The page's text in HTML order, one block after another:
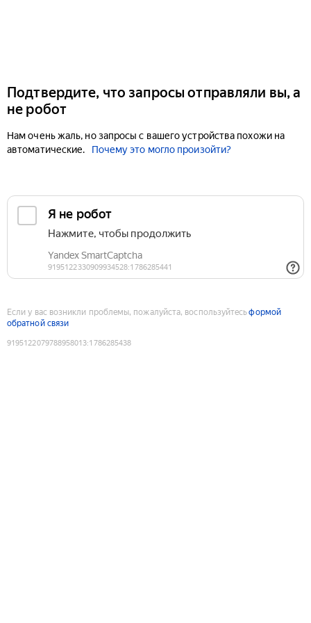
Подтвердите, что запросы отправляли вы, а
не робот
Нам очень жаль, но запросы с вашего устройства похожи на
автоматические.
Почему это могло произойти?
Если у вас возникли проблемы, пожалуйста, воспользуйтесьформой
обратной связи
9195122079788958013:1786285438